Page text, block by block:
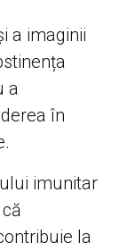
a imaginii
a
în
imunitar
la